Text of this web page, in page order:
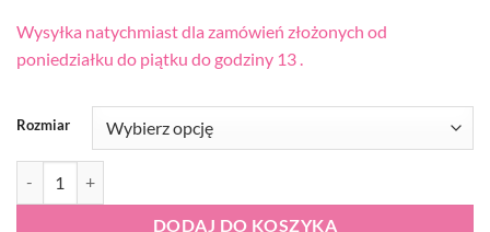
Wysyłka natychmiast dla zamówień złożonych od
poniedziałku do piątku do godziny 13 .
Rozmiar
DODAJ DO KOSZYKA